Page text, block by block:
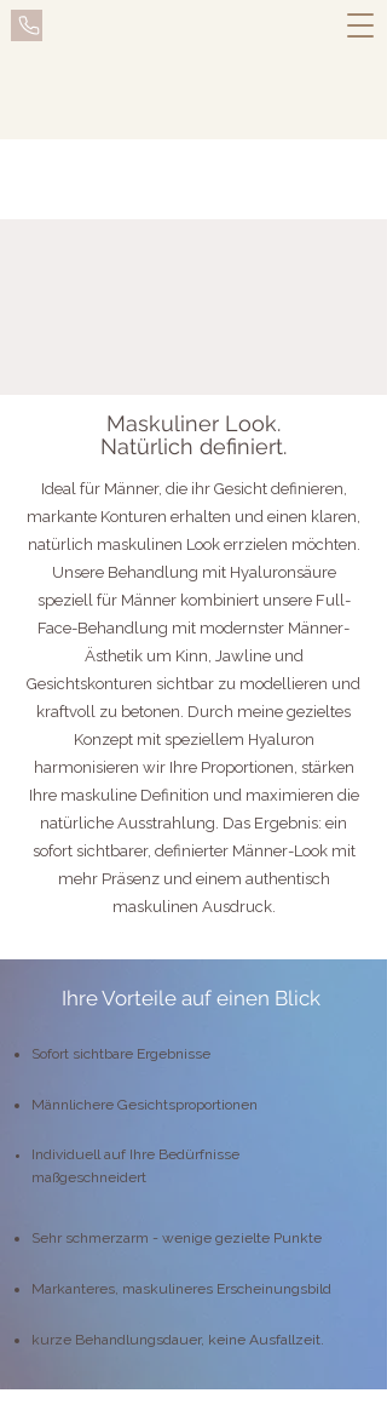
Maskuliner Look.
Natürlich definiert.
Ideal für Männer, die ihr Gesicht definieren,
markante Konturen erhalten und einen klaren,
natürlich maskulinen Look errzielen möchten.
Unsere Behandlung mit Hyaluronsäure
speziell für Männer kombiniert unsere Full-
Face-Behandlung mit modernster Männer-
Ästhetik um Kinn, Jawline und
Gesichtskonturen sichtbar zu modellieren und
kraftvoll zu betonen. Durch meine gezieltes
Konzept mit speziellem Hyaluron
harmonisieren wir Ihre Proportionen, stärken
Ihre maskuline Definition und maximieren die
natürliche Ausstrahlung. Das Ergebnis: ein
sofort sichtbarer, definierter Männer-Look mit
mehr Präsenz und einem authentisch
maskulinen Ausdruck.
Ihre Vorteile auf einen Blick
Sofort sichtbare Ergebnisse
Männlichere Gesichtsproportionen
Individuell auf Ihre Bedürfnisse
maßgeschneidert
Sehr schmerzarm - wenige gezielte Punkte
Markanteres, maskulineres Erscheinungsbild
kurze Behandlungsdauer, keine Ausfallzeit.